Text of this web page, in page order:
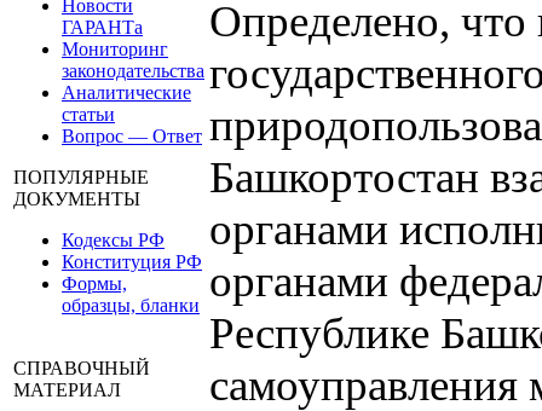
Новости
ГАРАНТа
Мониторинг
законодательства
Аналитические
статьи
Вопрос — Ответ
ПОПУЛЯРНЫЕ
ДОКУМЕНТЫ
Кодексы РФ
Конституция РФ
Формы,
образцы, бланки
СПРАВОЧНЫЙ
МАТЕРИАЛ
Определено, что
Башкортостан
органами
органами
Республике